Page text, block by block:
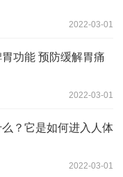
2022-03-01
功能 预防缓解胃痛
2022-03-01
？它是如何进入人体
2022-03-01